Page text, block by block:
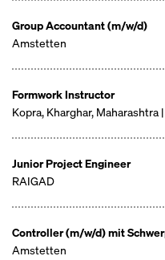
Group Accountant (m/w/d)
Amstetten
Formwork Instructor
Kopra, Kharghar, Maharashtra
Junior Project Engineer
RAIGAD
Controller (m/w/d) mit
Amstetten